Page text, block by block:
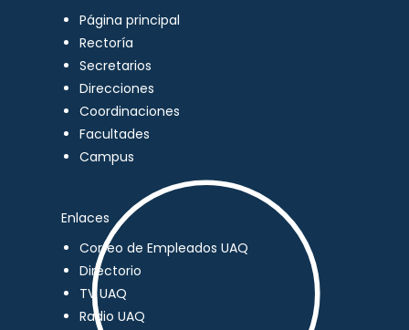
Página principal
Rectoría
Secretarios
Direcciones
Coordinaciones
Facultades
Campus
Enlaces
Correo de Empleados UAQ
Directorio
TV UAQ
Radio UAQ